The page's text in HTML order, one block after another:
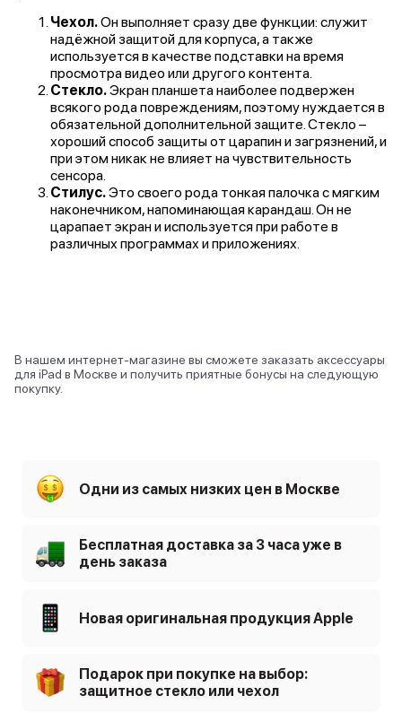
Чехол.Он выполняет сразу две функции: служит
надёжной защитой для корпуса, а также
используется в качестве подставки на время
просмотра видео или другого контента.
Стекло.Экран планшета наиболее подвержен
всякого рода повреждениям, поэтому нуждается в
обязательной дополнительной защите. Стекло –
хороший способ защиты от царапин и загрязнений, и
при этом никак не влияет на чувствительность
сенсора.
Стилус.Это своего рода тонкая палочка с мягким
наконечником, напоминающая карандаш. Он не
царапает экран и используется при работе в
различных программах и приложениях.
В нашем интернет-магазине вы сможете заказать аксессуары
для iPad в Москве и получить приятные бонусы на следующую
покупку.
Одни из самых низких цен в Москве
Бесплатная доставка за 3 часа уже в
день заказа
Новая оригинальная продукция Apple
Подарок при покупке на выбор:
защитное стекло или чехол